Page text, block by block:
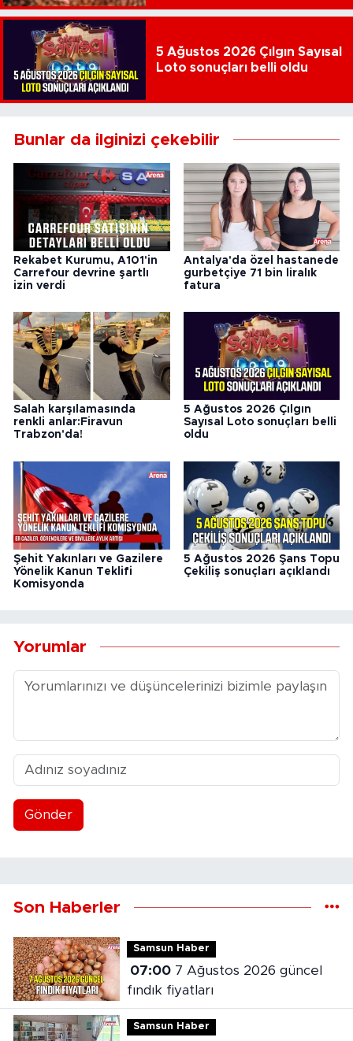
5 Ağustos 2026 Çılgın Sayısal
Loto sonuçları belli oldu
Bunlar da ilginizi çekebilir
Rekabet Kurumu, A101'in
Carrefour devrine şartlı
izin verdi
Antalya'da özel hastanede
gurbetçiye 71 bin liralık
fatura
Salah karşılamasında
renkli anlar:Firavun
Trabzon'da!
5 Ağustos 2026 Çılgın
Sayısal Loto sonuçları belli
oldu
Şehit Yakınları ve Gazilere
Yönelik Kanun Teklifi
Komisyonda
5 Ağustos 2026 Şans Topu
Çekiliş sonuçları açıklandı
Yorumlar
Gönder
Son Haberler
Samsun Haber
07:007 Ağustos 2026 güncel
fındık fiyatları
Samsun Haber